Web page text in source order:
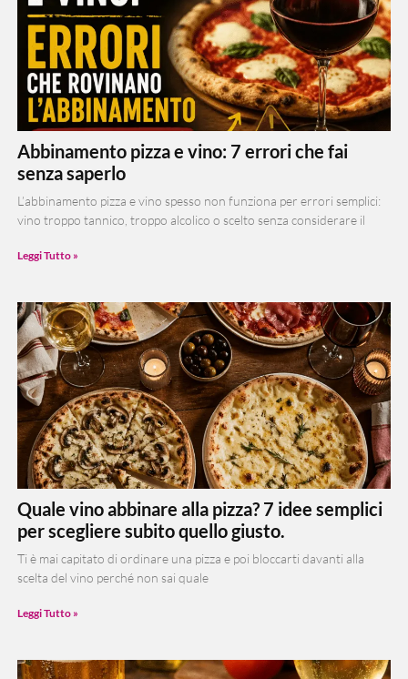
Abbinamento pizza e vino: 7 errori che fai
senza saperlo
L’abbinamento pizza e vino spesso non funziona per errori semplici:
vino troppo tannico, troppo alcolico o scelto senza considerare il
Leggi Tutto »
Quale vino abbinare alla pizza? 7 idee semplici
per scegliere subito quello giusto.
Ti è mai capitato di ordinare una pizza e poi bloccarti davanti alla
scelta del vino perché non sai quale
Leggi Tutto »